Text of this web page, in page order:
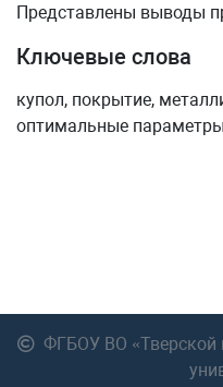
Представлены выводы
Ключевые слова
купол, покрытие,
оптимальные
ФГБОУ ВО «Тверской